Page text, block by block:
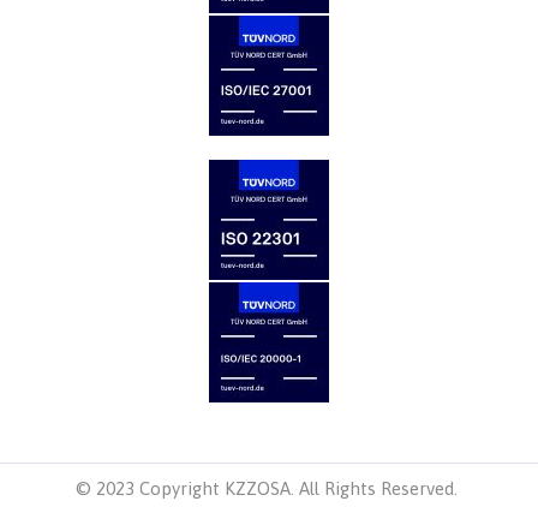
© 2023 Copyright KZZOSA. All Rights Reserved.